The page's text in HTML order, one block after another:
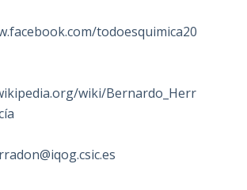
todoesquimica20
wiki/Bernardo_Herr